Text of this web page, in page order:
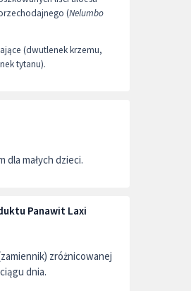
(Nelumbo
(dwutlenek krzemu,
tytanu).
dla małych dzieci.
Panawit Laxi
zróżnicowanej
dnia.